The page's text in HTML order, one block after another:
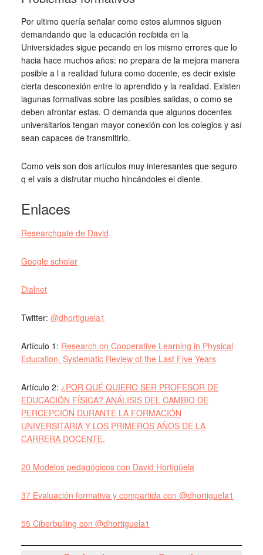
Por ultimo quería señalar como estos alumnos siguen
demandando que la educación recibida en la
Universidades sigue pecando en los mismo errores que lo
hacia hace muchos años: no prepara de la mejora manera
posible a l a realidad futura como docente, es decir existe
cierta desconexión entre lo aprendido y la realidad. Existen
lagunas formativas sobre las posibles salidas, o como se
deben afrontar estas. O demanda que algunos docentes
universitarios tengan mayor conexión con los colegios y así
sean capaces de transmitirlo.
Como veis son dos artículos muy interesantes que seguro
q el vais a disfrutar mucho hincándoles el diente.
Enlaces
Researchgate de David
Google scholar
Dialnet
Twitter: @dhortiguela1
Artículo 1: Research on Cooperative Learning in Physical
Education. Systematic Review of the Last Five Years
Artículo 2: ¿POR QUÉ QUIERO SER PROFESOR DE
EDUCACIÓN FÍSICA? ANÁLISIS DEL CAMBIO DE
PERCEPCIÓN DURANTE LA FORMACIÓN
UNIVERSITARIA Y LOS PRIMEROS AÑOS DE LA
CARRERA DOCENTE.
20 Modelos pedagógicos con David Hortigüela
37 Evaluación formativa y compartida con @dhortiguela1
55 Ciberbulling con @dhortiguela1